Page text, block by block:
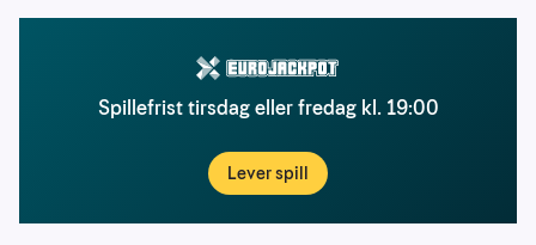
Spillefrist tirsdag eller fredag kl. 19:00
Lever spill